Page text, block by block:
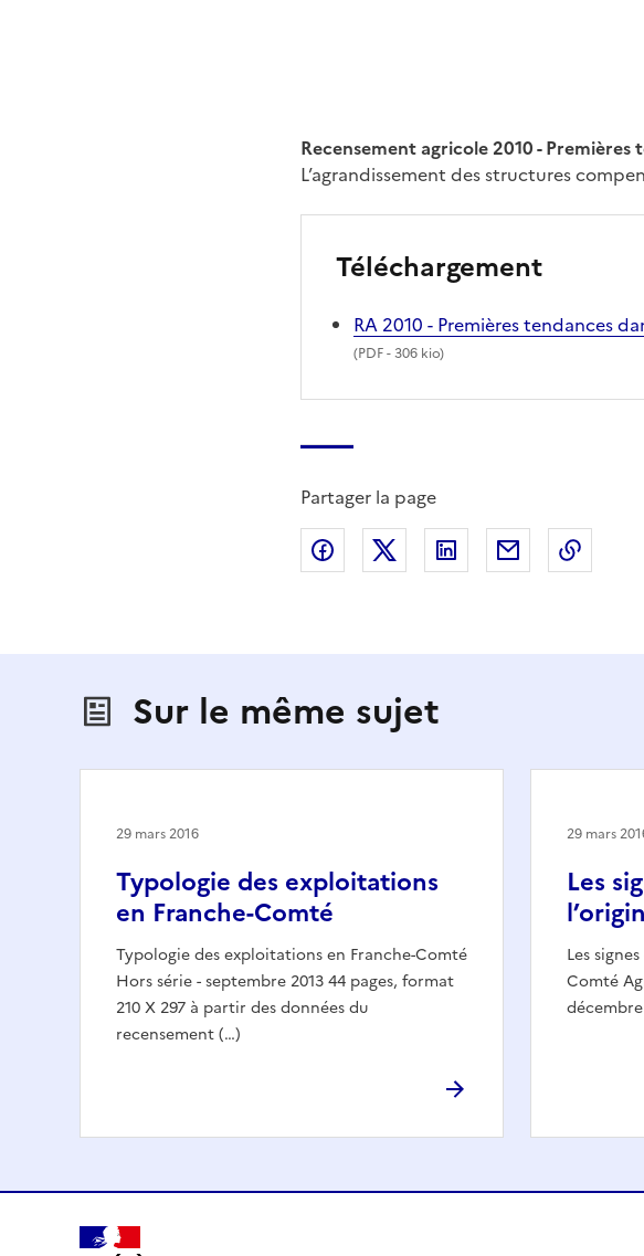
Recensement agricole 2010 - Premières
L’agrandissement des structures
Téléchargement
RA 2010 - Premières tendances
(PDF- 306 kio)
Partager la page
Partager sur Facebook
Partager sur XPartager sur LinkedIn
Partager par
Sur le même sujet
Typologie des exploitations
en Franche-Comté
Typologie des exploitations en Franche-Comté
Hors série - septembre 2013 44 pages, format
210 X 297 à partir des données du
recensement (…)
29 mars 2016
Les
Les
Comté
décembre
29 mars